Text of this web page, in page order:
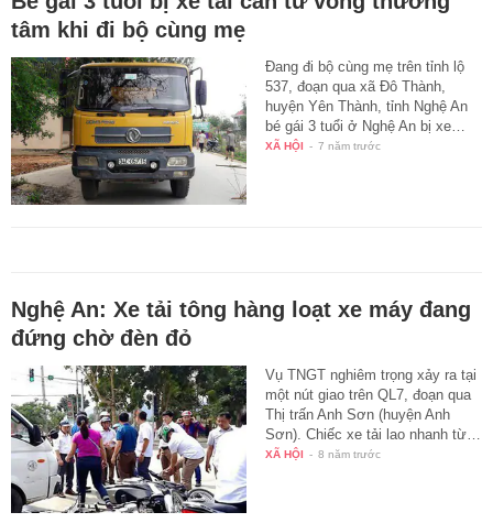
tâm khi đi bộ cùng mẹ
Đang đi bộ cùng mẹ trên tỉnh lộ
537, đoạn qua xã Đô Thành,
huyện Yên Thành, tỉnh Nghệ An
bé gái 3 tuổi ở Nghệ An bị xe…
XÃ HỘI - 7 năm trước
Nghệ An: Xe tải tông hàng loạt xe máy đang
đứng chờ đèn đỏ
Vụ TNGT nghiêm trọng xảy ra tại
một nút giao trên QL7, đoạn qua
Thị trấn Anh Sơn (huyện Anh
Sơn). Chiếc xe tải lao nhanh từ…
XÃ HỘI - 8 năm trước